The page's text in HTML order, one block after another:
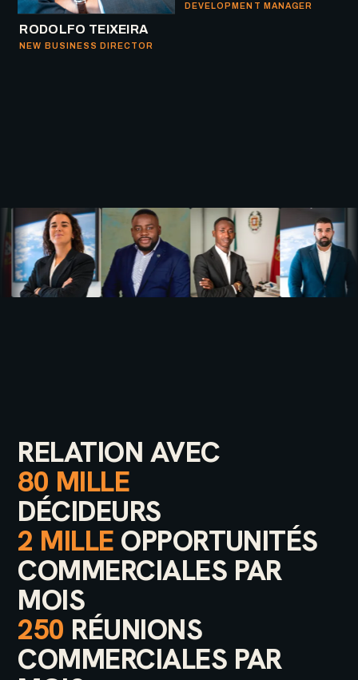
RODOLFO TEIXEIRA
NEW BUSINESS DIRECTOR
DEVELOPMENT MANAGER
RELATION AVEC
80 MILLE
DÉCIDEURS
2 MILLE OPPORTUNITÉS
COMMERCIALES PAR
MOIS
250 RÉUNIONS
COMMERCIALES PAR